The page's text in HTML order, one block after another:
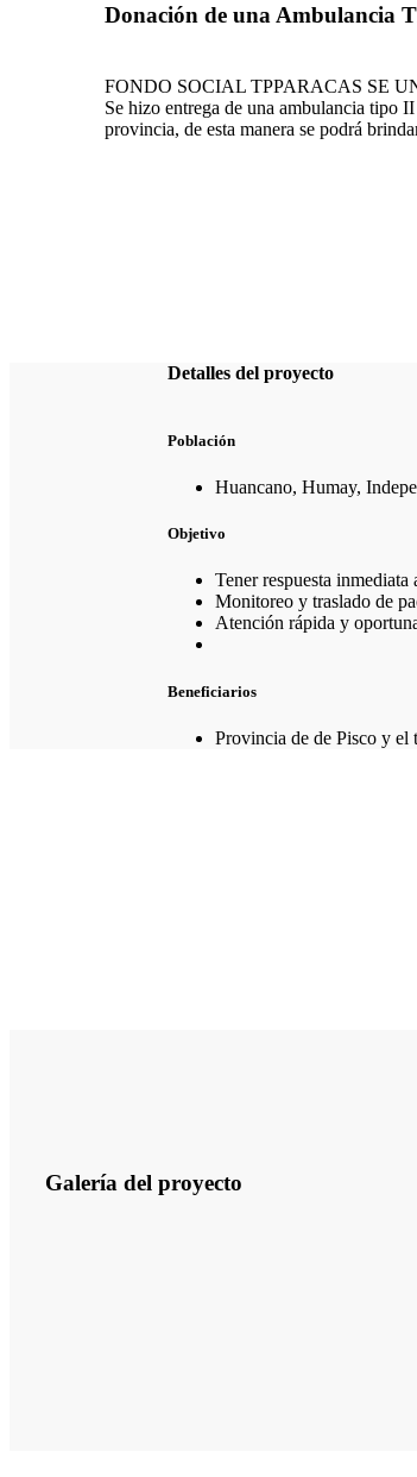
Donación de una Ambulancia
FONDO SOCIAL TPPARACAS SE
Se hizo entrega de una ambulancia tipo
provincia, de esta manera se podrá
Detalles del proyecto
Población
Huancano, Humay,
Objetivo
Tener respuesta
Monitoreo y traslado de
Atención rápida y
Beneficiarios
Provincia de de Pisco y el
Galería del proyecto